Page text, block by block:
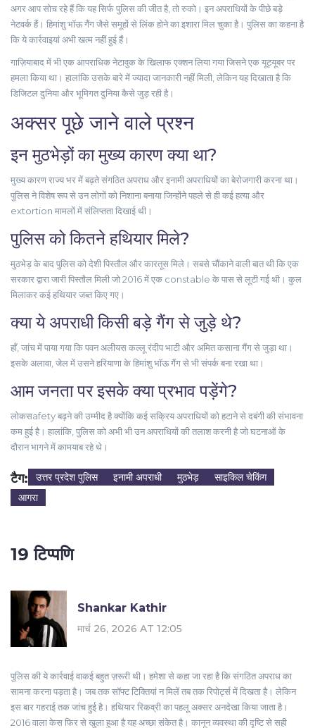
अगर आप सोच रहे हैं कि यह सिर्फ पुलिस की जीत है, तो रुको। इन अपराधियों के पीछे बड़े
नेटवर्क हैं। हिमांशु भॉऊ गैंग जैसे समूहों से लिंक होने का इशारा मिल चुका है। पुलिस का कहना है
कि ये कार्रवाइयां अभी खत्म नहीं हुई हैं।
गाज़ियाबाद में भी एक आपराधिक नेटावुक के खिलाफ एक्शन लिया गया जिसने एक यूट्यूबर पर
हमला किया था। हालांकि उसके बारे में ज्यादा जानकारी नहीं मिली, लेकिन यह दिखाता है कि
डिजिटल दुनिया और भूमिगत दुनिया कैसे जुड़ रही है।
अक्सर पूछे जाने वाले प्रश्न
इन मुठभेड़ों का मुख्य कारण क्या था?
मुख्य कारण राज्य भर में बढ़ते संगठित अपराध और इनामी अपराधियों का बेरोजगारी करना था।
पुलिस ने विशेष रूप से उन लोगों को निशाना बनाया जिन्होंने पहले से ही कई हत्या और
extortion मामलों में संलिप्तता दिखाई थी।
पुलिस को कितने हथियार मिले?
मुठभेड़ के बाद पुलिस को देशी पिस्तौल और कारतूस मिले। सबसे चौंकाने वाली बात थी कि एक
सरकार द्वारा जारी पिस्तौल मिली जो 2016 में एक constable के पास से लूटी गई थी। कुल
मिलाकर कई हथियार जब्त किए गए।
क्या ये अपराधी किसी बड़े गैंग से जुड़े थे?
हाँ, जांच में पाया गया कि पवन अलीयस कल्लू रंदीप भाटी और अमित कसाना गैंग से जुड़ा था।
इसके अलावा, जेल में उसने हरियाणा के हिमांशु भॉऊ गैंग से भी संपर्क बना रखा था।
आम जनता पर इसके क्या प्रभाव पड़ेंगे?
लोकसafety बढ़ने की उम्मीद है क्योंकि कई सक्रिय अपराधियों को हटाने से दबंगी की संभावना
कम हुई है। हालांकि, पुलिस को अभी भी उन अपराधियों की तलाश करनी है जो घटनाओं के
दौरान भागने में कामयाब रहे थे।
टैग: उत्तर प्रदेश पुलिस इनामी अपराधी मुठभेड़
साइकिल चेकिंग
आगरा
19 टिप्पणि
Shankar Kathir
मार्च 26, 2026 AT 12:05
पुलिस की ये कार्रवाई वाकई बहुत ज़रूरी थी। हमेशा से कहा जा रहा है कि संगठित अपराध का
सामना करना पड़ता है। जब तक सॉफ्ट टिक्तियां न मिलें तब तक रिपोर्ट्स में दिखता है। लेकिन
इस बार गहराई तक जांच हुई है। हथियार रिकव्री का पहलू अक्सर अनदेखा किया जाता है।
2016 वाला केस फिर से खुला हुआ है यह अच्छा संकेत है। कानून व्यवस्था की दृष्टि से सही